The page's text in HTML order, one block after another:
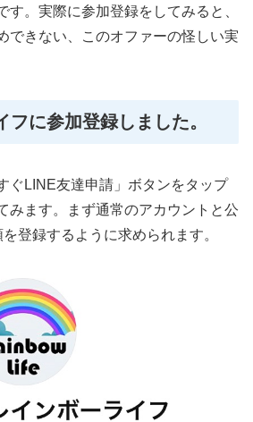
す。実際に参加登録をしてみると、
できない、このオファーの怪しい実
フに参加登録しました。
ぐLINE友達申請」ボタンをタップ
みます。まず通常のアカウントと公
登録するように求められます。